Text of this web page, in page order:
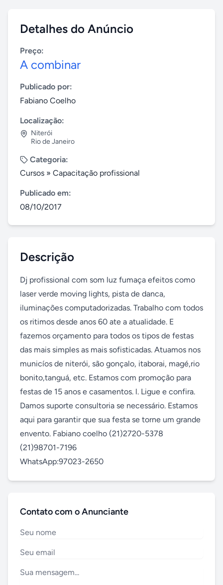
Detalhes do Anúncio
Preço:
A combinar
Publicado por:
Fabiano Coelho
Localização:
Niterói
Rio de Janeiro
Categoria:
Cursos » Capacitação profissional
Publicado em:
08/10/2017
Descrição
Dj profissional com som luz fumaça efeitos como
laser verde moving lights, pista de danca,
iluminações computadorizadas. Trabalho com todos
os ritimos desde anos 60 ate a atualidade. E
fazemos orçamento para todos os tipos de festas
das mais simples as mais sofisticadas. Atuamos nos
municíos de niterói, são gonçalo, itaborai, magé,rio
bonito,tanguá, etc. Estamos com promoção para
festas de 15 anos e casamentos. l. Ligue e confira.
Damos suporte consultoria se necessário. Estamos
aqui para garantir que sua festa se torne um grande
envento. Fabiano coelho (21)2720-5378
(21)98701-7196
WhatsApp:97023-2650
Contato com o Anunciante